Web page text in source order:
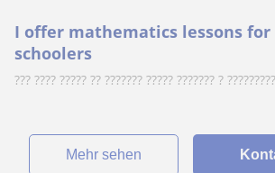
I offer mathematics lessons
schoolers
??? ???? ????? ?? ??????? ????? ??????? ?
Mehr sehen